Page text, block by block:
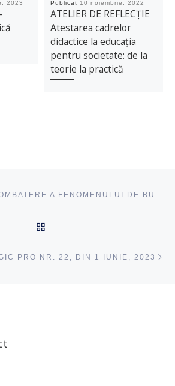
2023 Publicat 10 noiembrie, 2022
ATELIER DE REFLECȚIE
Atestarea cadrelor
didactice la educația
pentru societate: de la
teorie la practică
STRATEGII DE COMBATERE A FENOMENULUI DE BULLYING ÎN ȘCOLI
PRO NR. 22, DIN 1 IUNIE, 2023